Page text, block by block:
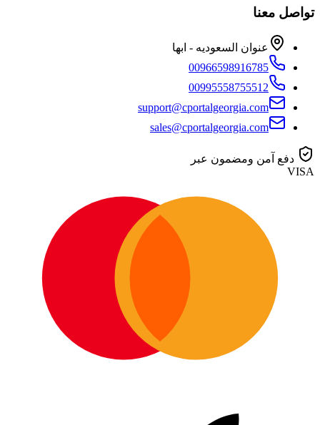
تواصل معنا
عنوان السعوديه - ابها
00966598916785
00995558755512
support@cportalgeorgia.com
sales@cportalgeorgia.com
دفع آمن ومضمون عبر
VISA